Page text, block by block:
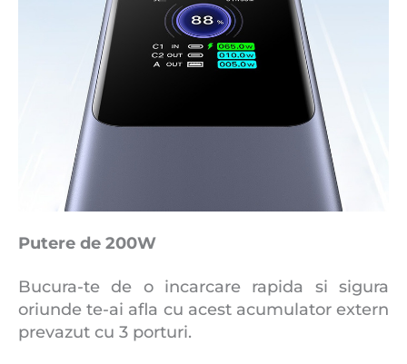
Putere de 200W
Bucura-te de o incarcare rapida si sigura
oriunde te-ai afla cu acest acumulator extern
prevazut cu 3 porturi.